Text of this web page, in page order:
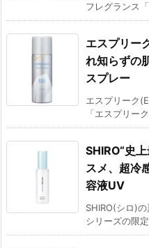
フレグランス
エスプリー
れ知らずの
スプレー
エスプリーク
「エスプリー
SHIRO“史
スメ、超冷
容液UV
SHIRO(シロ)
シリーズの限